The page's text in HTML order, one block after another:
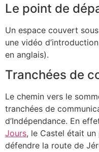
Le point de
Un espace couvert
une vidéo
en anglais).
Tranchées de
Le chemin vers le
tranchées de
d’Indépendance. En
Jours, le Castel était
défendre la route de